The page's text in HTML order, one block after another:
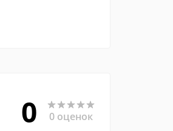
0 0 оценок